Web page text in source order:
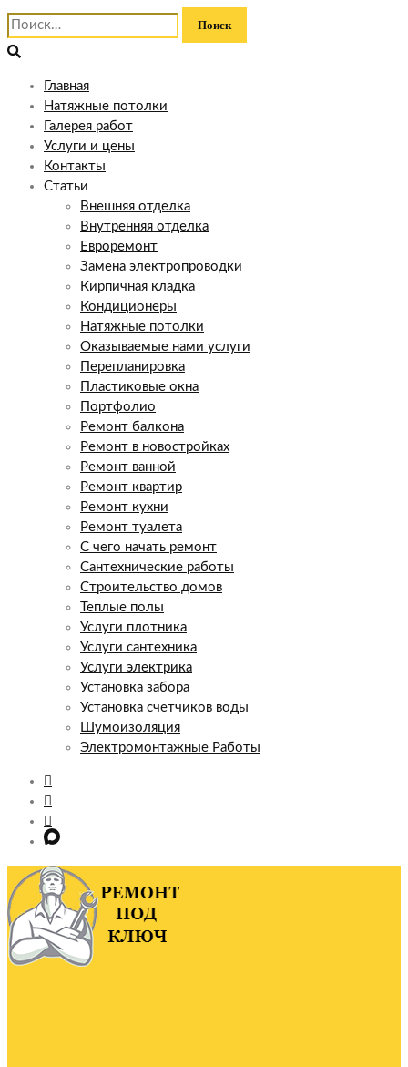
Найти:
Главная
Натяжные потолки
Галерея работ
Услуги и цены
Контакты
Статьи
Внешняя отделка
Внутренняя отделка
Евроремонт
Замена электропроводки
Кирпичная кладка
Кондиционеры
Натяжные потолки
Оказываемые нами услуги
Перепланировка
Пластиковые окна
Портфолио
Ремонт балкона
Ремонт в новостройках
Ремонт ванной
Ремонт квартир
Ремонт кухни
Ремонт туалета
С чего начать ремонт
Сантехнические работы
Строительство домов
Теплые полы
Услуги плотника
Услуги сантехника
Услуги электрика
Установка забора
Установка счетчиков воды
Шумоизоляция
Электромонтажные Работы